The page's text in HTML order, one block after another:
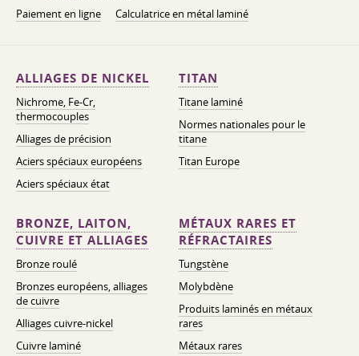
Paiement en ligne
Calculatrice en métal laminé
ALLIAGES DE NICKEL
Nichrome, Fe-Cr,
thermocouples
Alliages de précision
Aciers spéciaux européens
Aciers spéciaux état
TITAN
Titane laminé
Normes nationales pour le
titane
Titan Europe
BRONZE, LAITON,
CUIVRE ET ALLIAGES
Bronze roulé
Bronzes européens, alliages
de cuivre
Alliages cuivre-nickel
Cuivre laminé
MÉTAUX RARES ET
RÉFRACTAIRES
Tungstène
Molybdène
Produits laminés en métaux
rares
Métaux rares